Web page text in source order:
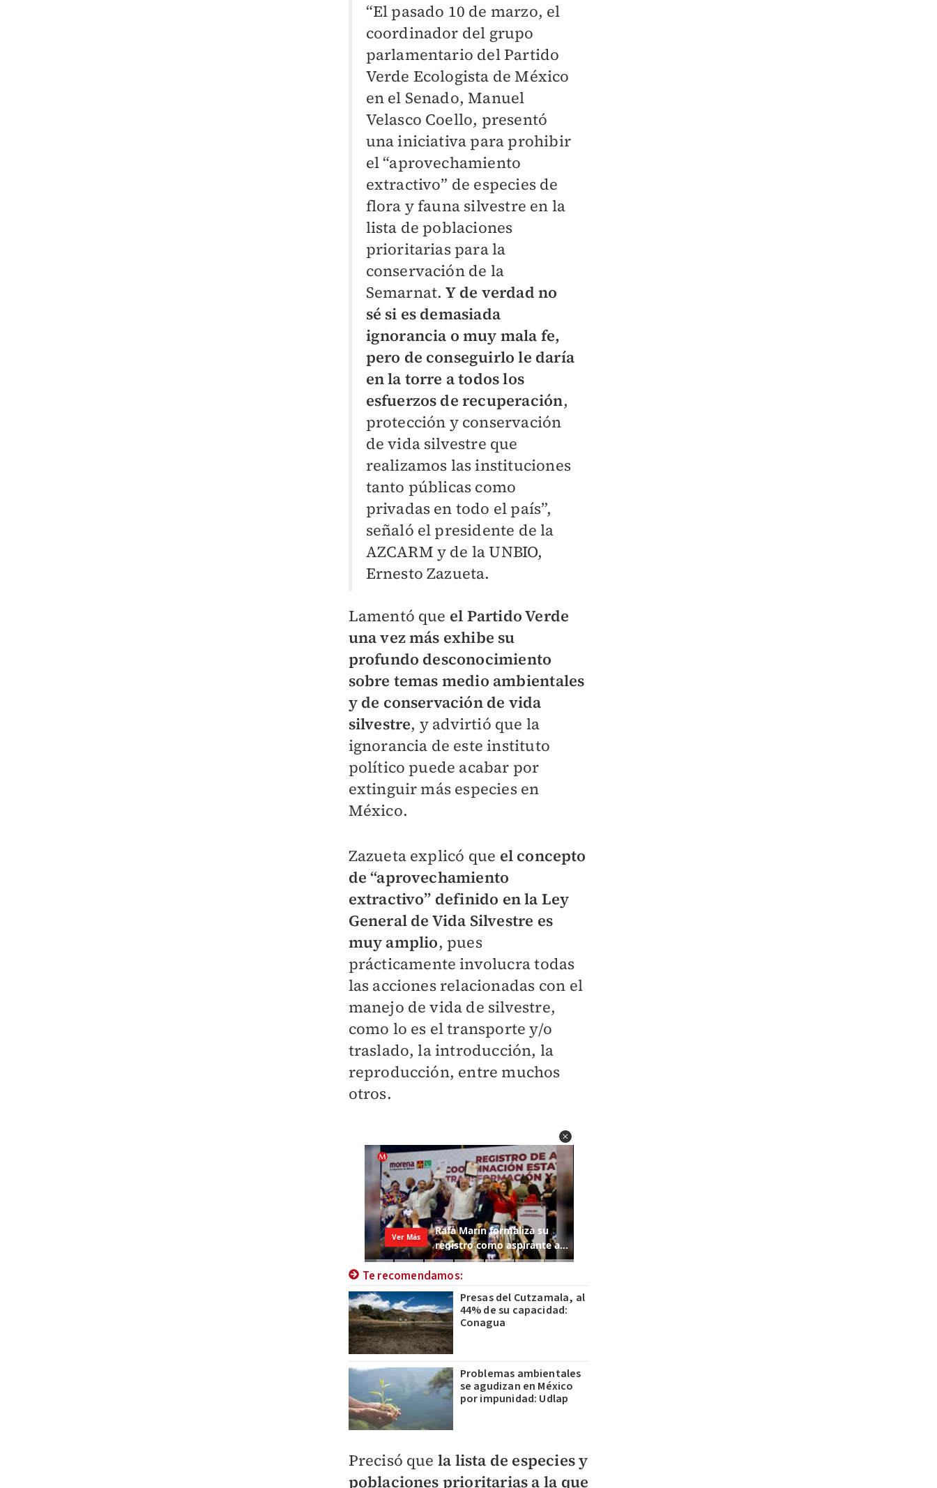
“El pasado 10 de marzo, el
coordinador del grupo
parlamentario del Partido
Verde Ecologista de México
en el Senado, Manuel
Velasco Coello, presentó
una iniciativa para prohibir
el “aprovechamiento
extractivo” de especies de
flora y fauna silvestre en la
lista de poblaciones
prioritarias para la
conservación de la
Semarnat. Y de verdad no
sé si es demasiada
ignorancia o muy mala fe,
pero de conseguirlo le daría
en la torre a todos los
esfuerzos de recuperación,
protección y conservación
de vida silvestre que
realizamos las instituciones
tanto públicas como
privadas en todo el país”,
señaló el presidente de la
AZCARM y de la UNBIO,
Ernesto Zazueta.
Lamentó que el Partido Verde
una vez más exhibe su
profundo desconocimiento
sobre temas medio ambientales
y de conservación de vida
silvestre, y advirtió que la
ignorancia de este instituto
político puede acabar por
extinguir más especies en
México.
Zazueta explicó que el concepto
de “aprovechamiento
extractivo” definido en la Ley
General de Vida Silvestre es
muy amplio, pues
prácticamente involucra todas
las acciones relacionadas con el
manejo de vida de silvestre,
como lo es el transporte y/o
traslado, la introducción, la
reproducción, entre muchos
otros.
Te recomendamos:
Presas del Cutzamala, al
44% de su capacidad:
Conagua
Problemas ambientales
se agudizan en México
por impunidad: Udlap
Precisó que la lista de especies y
poblaciones prioritarias a la que